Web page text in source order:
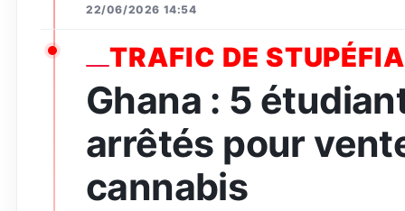
22/06/2026 14:54
TRAFIC DE
Ghana : 5
arrêtés pour
cannabis